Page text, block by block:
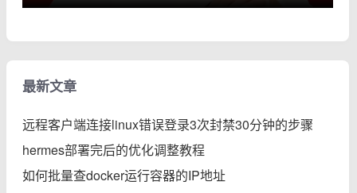
最新文章
远程客户端连接linux错误登录3次封禁30分钟的步骤
hermes部署完后的优化调整教程
如何批量查docker运行容器的IP地址